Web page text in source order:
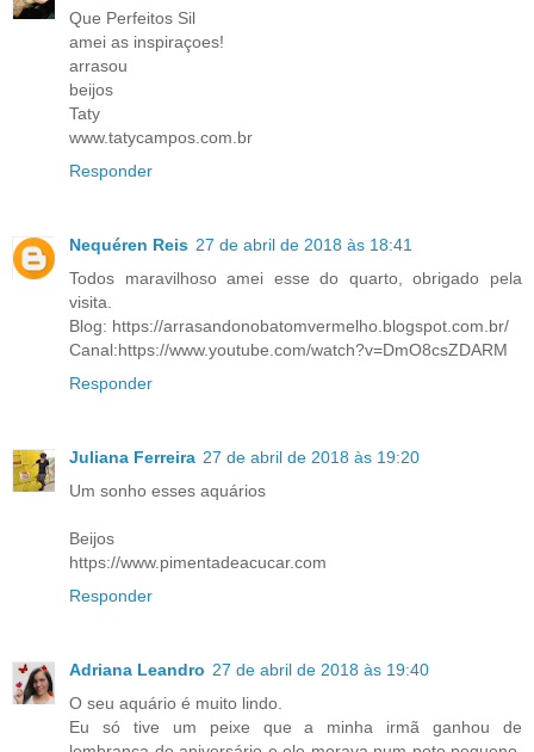
Que Perfeitos Sil
amei as inspiraçoes!
arrasou
beijos
Taty
www.tatycampos.com.br
Responder
Nequéren Reis 27 de abril de 2018 às 18:41
Todos maravilhoso amei esse do quarto, obrigado pela
visita.
Blog: https://arrasandonobatomvermelho.blogspot.com.br/
Canal:https://www.youtube.com/watch?v=DmO8csZDARM
Responder
Juliana Ferreira 27 de abril de 2018 às 19:20
Um sonho esses aquários
Beijos
https://www.pimentadeacucar.com
Responder
Adriana Leandro 27 de abril de 2018 às 19:40
O seu aquário é muito lindo.
Eu só tive um peixe que a minha irmã ganhou de